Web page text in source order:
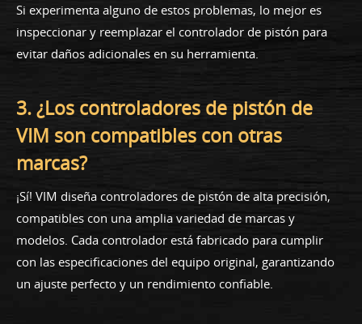
Si experimenta alguno de estos problemas, lo mejor es
inspeccionar y reemplazar el controlador de pistón para
evitar daños adicionales en su herramienta.
3. ¿Los controladores de pistón de
VIM son compatibles con otras
marcas?
¡Sí! VIM diseña controladores de pistón de alta precisión,
compatibles con una amplia variedad de marcas y
modelos. Cada controlador está fabricado para cumplir
con las especificaciones del equipo original, garantizando
un ajuste perfecto y un rendimiento confiable.